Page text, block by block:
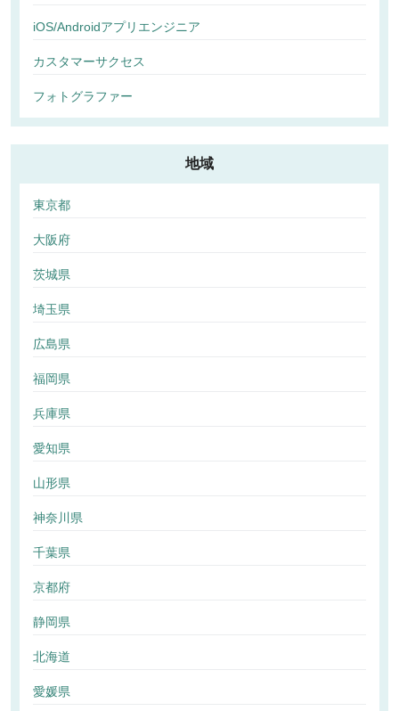
iOS/Androidアプリエンジニア
カスタマーサクセス
フォトグラファー
地域
東京都
大阪府
茨城県
埼玉県
広島県
福岡県
兵庫県
愛知県
山形県
神奈川県
千葉県
京都府
静岡県
北海道
愛媛県